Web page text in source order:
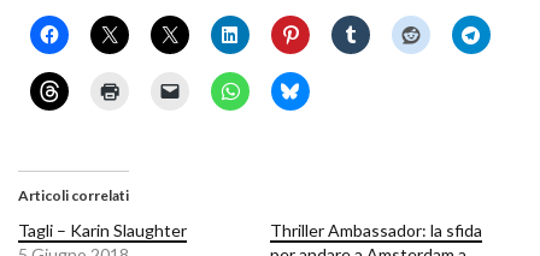
Articoli correlati
Tagli – Karin Slaughter
Thriller Ambassador: la sfida